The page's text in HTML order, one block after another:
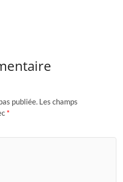
publiée. Les champs
*